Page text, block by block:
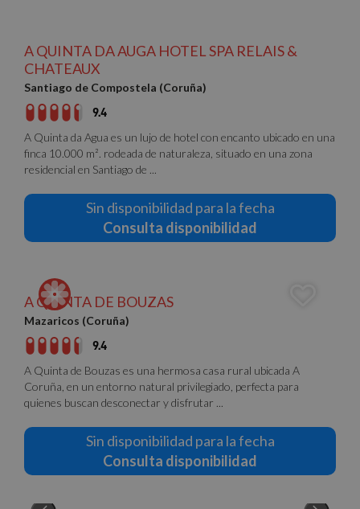
A QUINTA DA AUGA HOTEL SPA RELAIS &
CHATEAUX
Santiago de Compostela (Coruña)
9.4
A Quinta da Agua es un lujo de hotel con encanto ubicado en una
finca 10.000 m². rodeada de naturaleza, situado en una zona
residencial en Santiago de ...
Sin disponibilidad para la fecha
Consulta disponibilidad
A QUINTA DE BOUZAS
Mazaricos (Coruña)
9.4
A Quinta de Bouzas es una hermosa casa rural ubicada A
Coruña, en un entorno natural privilegiado, perfecta para
quienes buscan desconectar y disfrutar ...
Sin disponibilidad para la fecha
Consulta disponibilidad